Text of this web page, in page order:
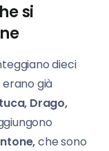
si
dieci
erano già
Drago,
che sono